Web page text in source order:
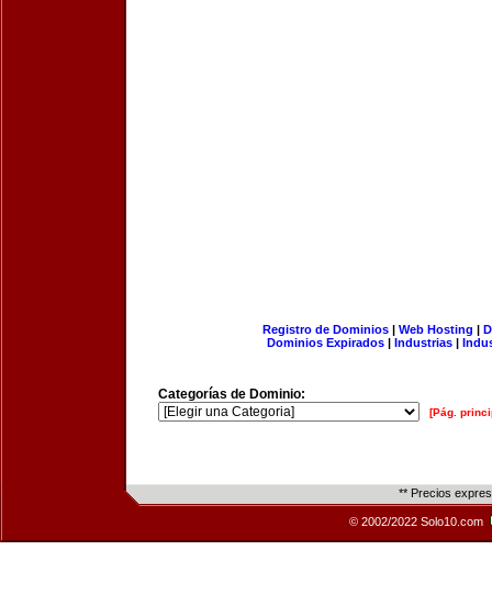
Registro de Dominios| Web Hosting |
Dominios Expirados | Industrias |
Categorías de Dominio:
[Pág.
** Precios
© 2002/2022 Solo10.com